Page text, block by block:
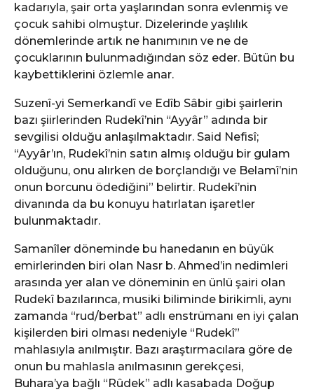
kadarıyla, şair orta yaşlarından sonra evlenmiş ve
çocuk sahibi olmuştur. Dizelerinde yaşlılık
dönemlerinde artık ne hanımının ve ne de
çocuklarının bulunmadığından söz eder. Bütün bu
kaybettiklerini özlemle anar.
Suzenî-yi Semerkandî ve Edîb Sâbir gibi şairlerin
bazı şiirlerinden Rudekî’nin “Ayyâr” adında bir
sevgilisi olduğu anlaşılmaktadır. Said Nefisî;
“Ayyâr’ın, Rudekî’nin satın almış olduğu bir gulam
olduğunu, onu alırken de borçlandığı ve Belamî’nin
onun borcunu ödediğini” belirtir. Rudekî’nin
divanında da bu konuyu hatırlatan işaretler
bulunmaktadır.
Samanîler döneminde bu hanedanın en büyük
emirlerinden biri olan Nasr b. Ahmed’in nedimleri
arasında yer alan ve döneminin en ünlü şairi olan
Rudekî bazılarınca, musiki biliminde birikimli, aynı
zamanda “rud/berbat” adlı enstrümanı en iyi çalan
kişilerden biri olması nedeniyle “Rudekî”
mahlasıyla anılmıştır. Bazı araştırmacılara göre de
onun bu mahlasla anılmasının gerekçesi,
Buhara’ya bağlı “Rûdek” adlı kasabada Doğup